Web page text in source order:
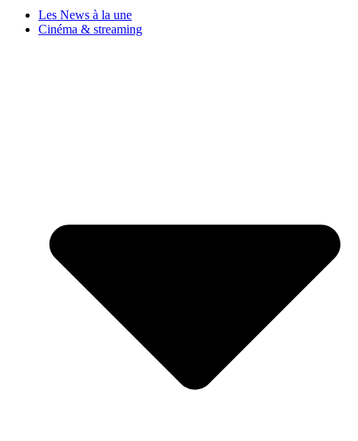
Les News à la une
Cinéma & streaming